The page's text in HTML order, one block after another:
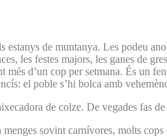
de muntanya. Les podeu
les festes majors, les ganes de
d’un cop per setmana. És un
el poble s’hi bolca amb
de colze. De vegades fas
sovint carnívores, molts